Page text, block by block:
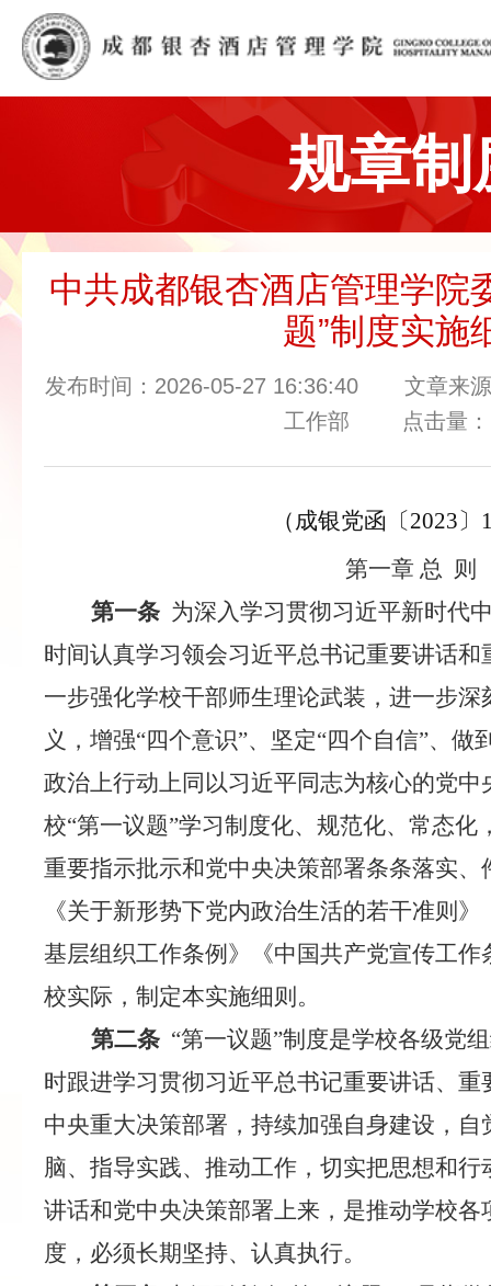
规章制
中共成都银杏酒店管理学院
题”制度实施
发布时间：2026-05-27 16:36:40 文章来源
工作部 点击量：
（成银党函〔2023〕
第一章 总 则
第一条 为深入学习贯彻习近平新时代
时间认真学习领会习近平总书记重要讲话和
一步强化学校干部师生理论武装，进一步深
义，增强“四个意识”、坚定“四个自信”、做
政治上行动上同以习近平同志为核心的党
校“第一议题”学习制度化、规范化、常态
重要指示批示和党中央决策部署条条落实
《关于新形势下党内政治生活的若干准则
基层组织工作条例》《中国共产党宣传工作
校实际，制定本实施细则。
第二条 “第一议题”制度是学校各级党
时跟进学习贯彻习近平总书记重要讲话、
中央重大决策部署，持续加强自身建设，
脑、指导实践、推动工作，切实把思想和
讲话和党中央决策部署上来，是推动学校
度，必须长期坚持、认真执行。